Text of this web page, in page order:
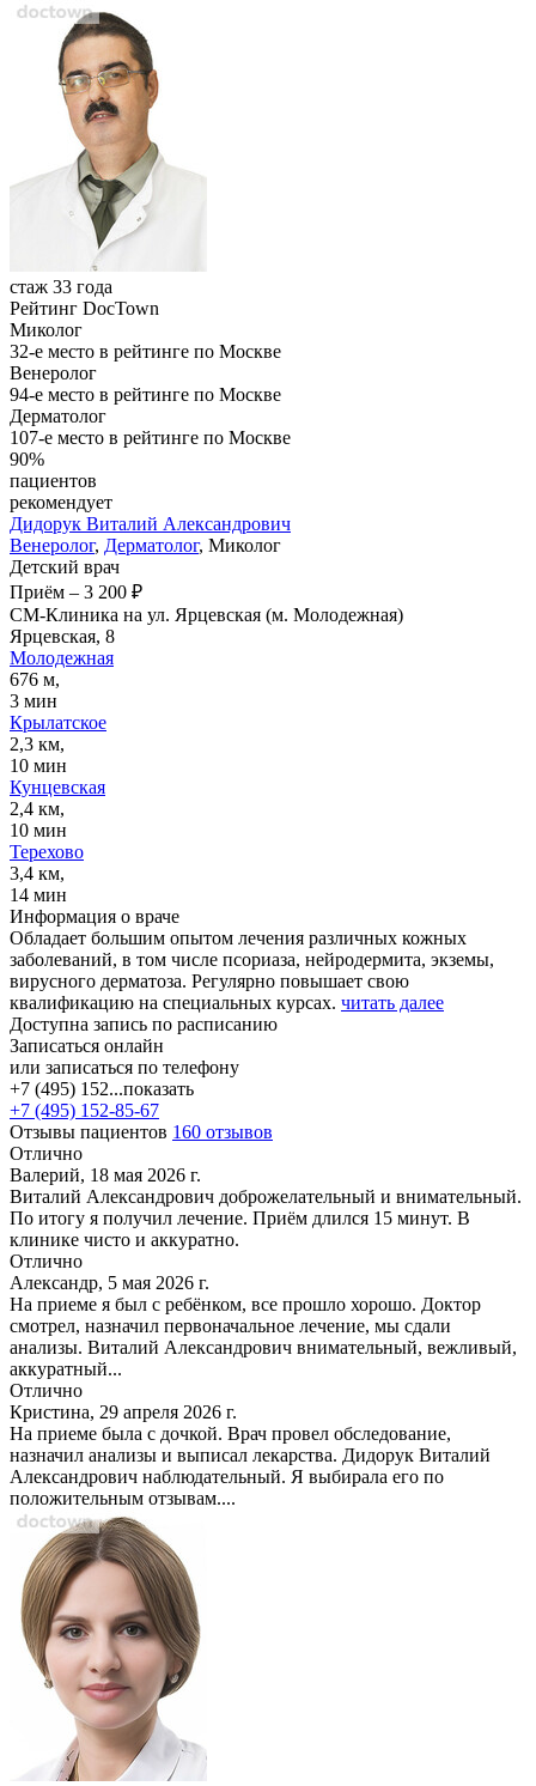
стаж 33 года
Рейтинг DocTown
Миколог
32-е место в рейтинге по Москве
Венеролог
94-е место в рейтинге по Москве
Дерматолог
107-е место в рейтинге по Москве
90%
пациентов
рекомендует
Дидорук Виталий Александрович
Венеролог, Дерматолог, Миколог
Детский врач
Приём – 3 200 ₽
СМ-Клиника на ул. Ярцевская (м. Молодежная)
Ярцевская, 8
Молодежная
676 м,
3 мин
Крылатское
2,3 км,
10 мин
Кунцевская
2,4 км,
10 мин
Терехово
3,4 км,
14 мин
Информация о враче
Обладает большим опытом лечения различных кожных
заболеваний, в том числе псориаза, нейродермита, экземы,
вирусного дерматоза. Регулярно повышает свою
квалификацию на специальных курсах. читать далее
Доступна запись по расписанию
Записаться онлайн
или записаться по телефону
+7 (495) 152...показать
+7 (495) 152-85-67
Отзывы пациентов 160 отзывов
Отлично
Валерий, 18 мая 2026 г.
Виталий Александрович доброжелательный и внимательный.
По итогу я получил лечение. Приём длился 15 минут. В
клинике чисто и аккуратно.
Отлично
Александр, 5 мая 2026 г.
На приеме я был с ребёнком, все прошло хорошо. Доктор
смотрел, назначил первоначальное лечение, мы сдали
анализы. Виталий Александрович внимательный, вежливый,
аккуратный...
Отлично
Кристина, 29 апреля 2026 г.
На приеме была с дочкой. Врач провел обследование,
назначил анализы и выписал лекарства. Дидорук Виталий
Александрович наблюдательный. Я выбирала его по
положительным отзывам....